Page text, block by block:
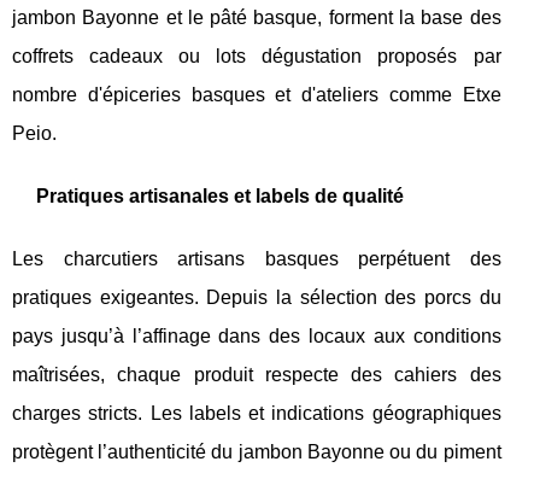
jambon Bayonne et le pâté basque, forment la base des
coffrets cadeaux ou lots dégustation proposés par
nombre d'épiceries basques et d'ateliers comme Etxe
Peio.
Pratiques artisanales et labels de qualité
Les charcutiers artisans basques perpétuent des
pratiques exigeantes. Depuis la sélection des porcs du
pays jusqu’à l’affinage dans des locaux aux conditions
maîtrisées, chaque produit respecte des cahiers des
charges stricts. Les labels et indications géographiques
protègent l’authenticité du jambon Bayonne ou du piment